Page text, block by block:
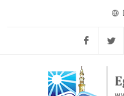
Facebook